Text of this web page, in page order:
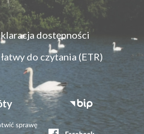
dostępności
do czytania (ETR)
sprawę
Stopka
serwisy